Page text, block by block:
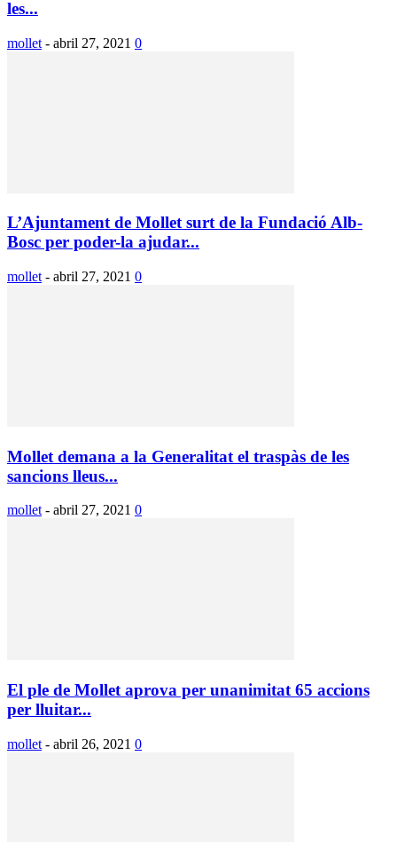
les...
mollet - abril 27, 2021 0
L’Ajuntament de Mollet surt de la Fundació Alb-
Bosc per poder-la ajudar...
mollet - abril 27, 2021 0
Mollet demana a la Generalitat el traspàs de les
sancions lleus...
mollet - abril 27, 2021 0
El ple de Mollet aprova per unanimitat 65 accions
per lluitar...
mollet - abril 26, 2021 0